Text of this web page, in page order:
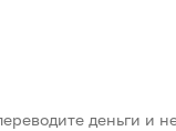
деньги и